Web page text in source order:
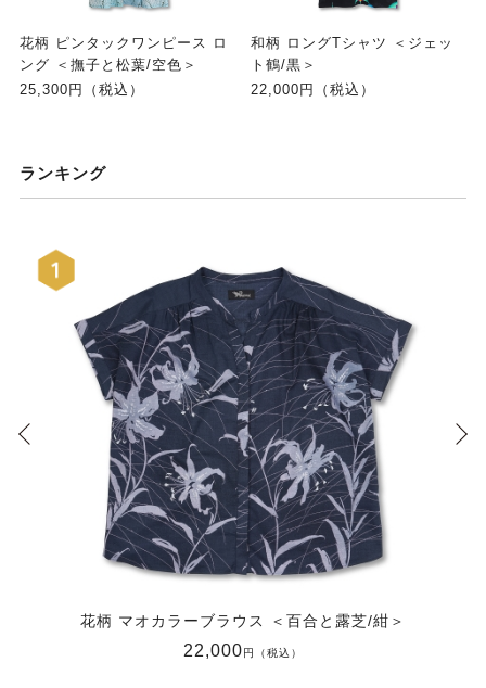
花柄 ピンタックワンピース ロ
ング ＜撫子と松葉/空色＞
25,300円（税込）
和柄 ロングTシャツ ＜ジェッ
ト鶴/黒＞
22,000円（税込）
ランキング
花柄 マオカラーブラウス ＜百合と露芝/紺＞
22,000円（税込）